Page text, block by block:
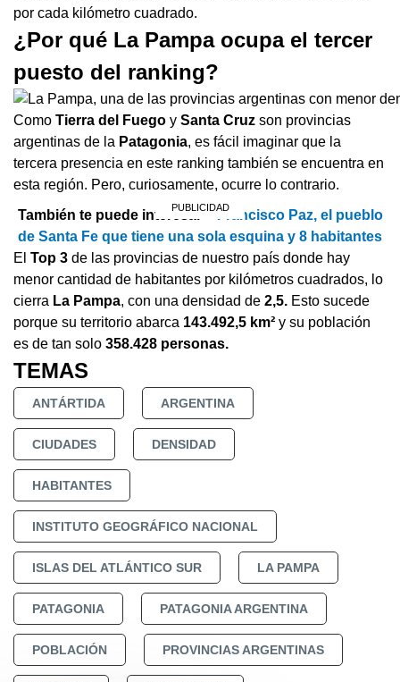
por cada kilómetro cuadrado.
¿Por qué La Pampa ocupa el tercer
puesto del ranking?
Como Tierra del Fuego y Santa Cruz son provincias
argentinas de la Patagonia, es fácil imaginar que la
tercera presencia en este ranking también se encuentra en
esta región. Pero, curiosamente, ocurre lo contrario.
También te puede interesar >Francisco Paz, el pueblo
de Santa Fe que tiene una sola esquina y 8 habitantes
El Top 3 de las provincias de nuestro país donde hay
menor cantidad de habitantes por kilómetros cuadrados, lo
cierra La Pampa, con una densidad de 2,5. Esto sucede
porque su territorio abarca 143.492,5 km² y su población
es de tan solo 358.428 personas.
TEMAS
ANTÁRTIDA ARGENTINA
CIUDADES DENSIDAD
HABITANTES
INSTITUTO GEOGRÁFICO NACIONAL
ISLAS DEL ATLÁNTICO SUR LA PAMPA
PATAGONIA PATAGONIA ARGENTINA
POBLACIÓN PROVINCIAS ARGENTINAS